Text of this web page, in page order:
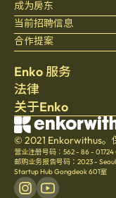
Enko 服务
搜索房源
床上用品
博客
帮助中心
法律
隐私政策
服务条款
取消与退款政策
关于Enko
公司介绍
招聘
文化
成为房东
当前招聘信息
合作提案
© 2021 Enkorwithus。
营业注册号码：562 - 86 - 01724·
邮购业务报告号码：2023 - Seoul
Startup Hub Gongdeok 601室